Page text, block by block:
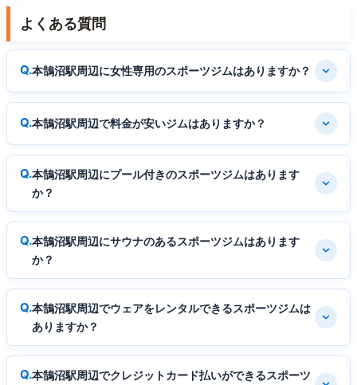
よくある質問
本鵠沼駅周辺に女性専用のスポーツジムはありますか？
本鵠沼駅周辺で料金が安いジムはありますか？
本鵠沼駅周辺にプール付きのスポーツジムはあります
か？
本鵠沼駅周辺にサウナのあるスポーツジムはあります
か？
本鵠沼駅周辺でウェアをレンタルできるスポーツジムは
ありますか？
本鵠沼駅周辺でクレジットカード払いができるスポーツ